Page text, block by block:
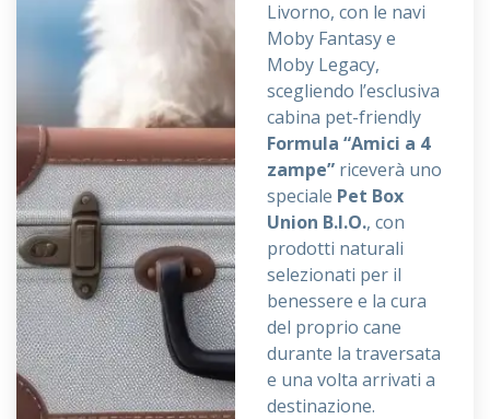
Livorno, con le navi
Moby Fantasy e
Moby Legacy,
scegliendo l’esclusiva
cabina pet-friendly
Formula “Amici a 4
zampe” riceverà uno
speciale Pet Box
Union B.I.O., con
prodotti naturali
selezionati per il
benessere e la cura
del proprio cane
durante la traversata
e una volta arrivati a
destinazione.